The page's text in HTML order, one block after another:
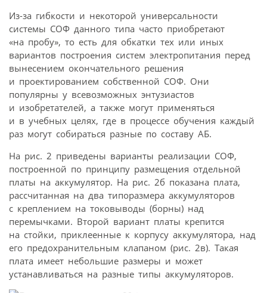
Из-за гибкости и некоторой универсальности
системы СОФ данного типа часто приобретают
«на пробу», то есть для обкатки тех или иных
вариантов построения систем электропитания перед
вынесением окончательного решения
и проектированием собственной СОФ. Они
популярны у всевозможных энтузиастов
и изобретателей, а также могут применяться
и в учебных целях, где в процессе обучения каждый
раз могут собираться разные по составу АБ.
На рис. 2 приведены варианты реализации СОФ,
построенной по принципу размещения отдельной
платы на аккумулятор. На рис. 2б показана плата,
рассчитанная на два типоразмера аккумуляторов
с креплением на токовыводы (борны) над
перемычками. Второй вариант платы крепится
на стойки, приклеенные к корпусу аккумулятора, над
его предохранительным клапаном (рис. 2в). Такая
плата имеет небольшие размеры и может
устанавливаться на разные типы аккумуляторов.